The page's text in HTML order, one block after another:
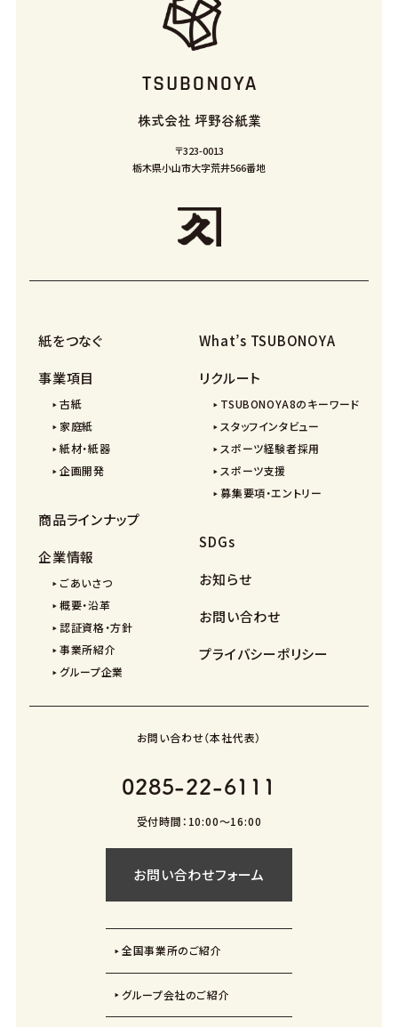
株式会社 坪野谷紙業
〒323-0013
栃木県小山市大字荒井566番地
紙をつなぐ
事業項目
古紙
家庭紙
紙材・紙器
企画開発
商品ラインナップ
企業情報
ごあいさつ
概要・沿革
認証資格・方針
事業所紹介
グループ企業
What’s TSUBONOYA
リクルート
TSUBONOYA8のキーワード
スタッフインタビュー
スポーツ経験者採用
スポーツ支援
募集要項・エントリー
SDGs
お知らせ
お問い合わせ
プライバシーポリシー
お問い合わせ（本社代表）
0285-22-6111
受付時間：10:00〜16:00
お問い合わせフォーム
全国事業所のご紹介
グループ会社のご紹介